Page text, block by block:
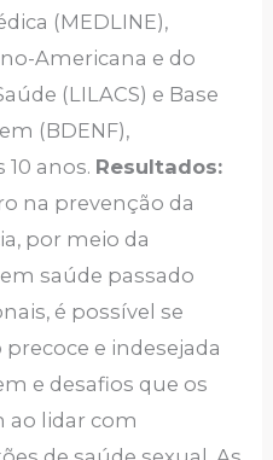
(MEDLINE),
Americana e do
(LILACS) e Base
(BDENF),
anos. Resultados:
na prevenção da
por meio da
saúde passado
é possível se
e indesejada
e desafios que os
ao lidar com